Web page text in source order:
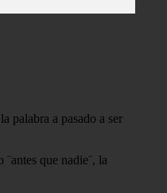
palabra a pasado a ser
que nadie¨, la